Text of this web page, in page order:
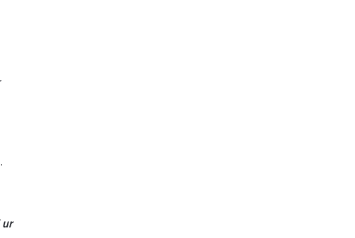
ur